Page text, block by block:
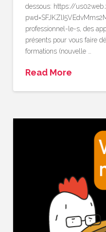
dessous: https://
professionnel-le-s, des
présents pour vous faire
formations (nouvelle …
Read More